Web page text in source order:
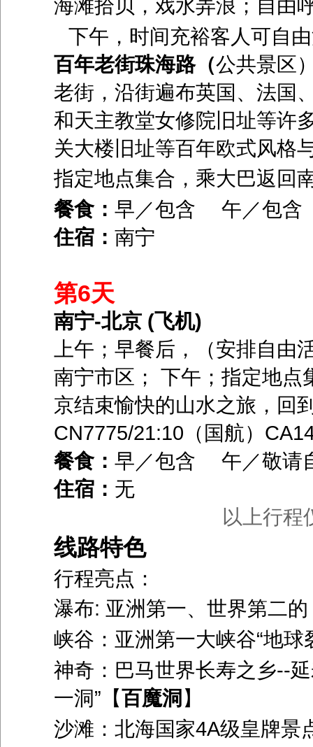
海滩拾贝，戏水弄浪；自由
下午，时间充裕客人可自
百年老街珠海路（公共景区
老街，沿街遍布英国、法国
和天主教堂女修院旧址等许
关大楼旧址等百年欧式风格
指定地点集合，乘大巴返回
餐食： 早／包含 午／包
住宿： 南宁
第6天
南宁-北京 (飞机)
上午；早餐后，（安排自由
南宁市区； 下午；指定地点
京结束愉快的山水之旅，回
CN7775/21:10（国航）
餐食： 早／包含 午／敬
住宿： 无
以上行程
线路特色
行程亮点：
瀑布: 亚洲第一、世界第二的
峡谷：亚洲第一大峡谷“地球
神奇：巴马世界长寿之乡--
一洞”【百魔洞 】
沙滩：北海国家4A级皇牌景